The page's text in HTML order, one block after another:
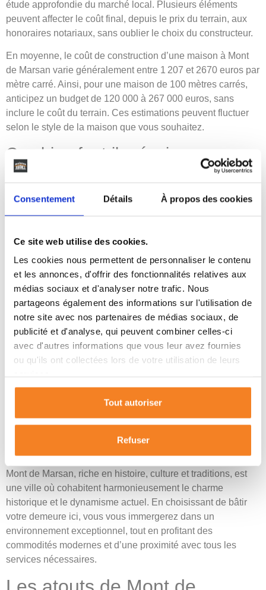
Consentement Détails À propos des cookies
Ce site web utilise des cookies.
Les cookies nous permettent de personnaliser le contenu
et les annonces, d'offrir des fonctionnalités relatives aux
médias sociaux et d'analyser notre trafic. Nous
partageons également des informations sur l'utilisation de
notre site avec nos partenaires de médias sociaux, de
publicité et d'analyse, qui peuvent combiner celles-ci
avec d'autres informations que vous leur avez fournies
ou qu'ils ont collectées lors de votre utilisation de leurs
Tout autoriser
Refuser
étude approfondie du marché local. Plusieurs éléments
peuvent affecter le coût final, depuis le prix du terrain, aux
honoraires notariaux, sans oublier le choix du constructeur.
En moyenne, le coût de construction d’une maison à Mont
de Marsan varie généralement entre 1 207 et 2670 euros par
mètre carré. Ainsi, pour une maison de 100 mètres carrés,
anticipez un budget de 120 000 à 267 000 euros, sans
inclure le coût du terrain. Ces estimations peuvent fluctuer
selon le style de la maison que vous souhaitez.
Combien faut-il prévoir pour
construire à Mont de Marsan?
L’endroit où vous décidez de bâtir peut également avoir une
incidence sur le coût. Par exemple, certains quartiers de
des coûts plus élevés, surtout à cause du prix du terrain.
Le budget pour la construction à Mont de Marsandépend de
nombreux critères : le modèle de maison, le constructeur
sélectionné et l’emplacement choisi. Il est donc essentiel de
recueillir plusieurs devis détaillés avant de finaliser votre
décision.
Pourquoi choisir Mont de Marsan
et ses alentours pour construire ?
de maison est judicieux pour diverses raisons. Avec un
constructeur local compétent, non seulement vous adaptez
votre maison à vos goûts, mais vous savourez également la
Mont de Marsan, riche en histoire, culture et traditions, est
une ville où cohabitent harmonieusement le charme
historique et le dynamisme actuel. En choisissant de bâtir
votre demeure ici, vous vous immergerez dans un
environnement exceptionnel, tout en profitant des
commodités modernes et d’une proximité avec tous les
services nécessaires.